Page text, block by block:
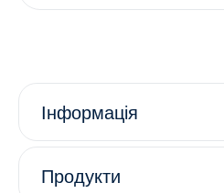
Інформація
Продукти